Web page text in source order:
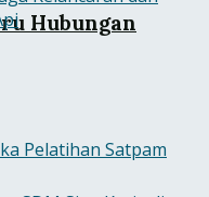
Hubungan